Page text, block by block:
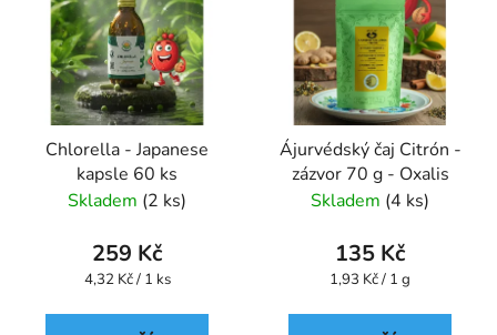
Chlorella - Japanese
kapsle 60 ks
Skladem (2 ks)
259 Kč
Měrná
4,32 Kč / 1 ks
Ájurvédský čaj Citrón -
zázvor 70 g - Oxalis
Skladem (4 ks)
135 Kč
Měrná
1,93 Kč / 1 g